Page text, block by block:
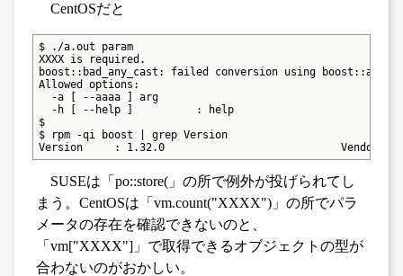
CentOSだと
$ ./a.out param
XXXX is required.
boost::bad_any_cast: failed conversion using
Allowed options:
  -a [ --aaaa ] arg
  -h [ --help ]          : help
$
$ rpm -qi boost | grep Version
Version     : 1.32.0                            Vendor:
SUSEは「po::store(」の所で例外が投げられてし
まう。CentOSは「vm.count("XXXX")」の所でパラ
メータの存在を確認できないのと、
「vm["XXXX"]」で取得できるオブジェクトの型が
合わないのがおかしい。